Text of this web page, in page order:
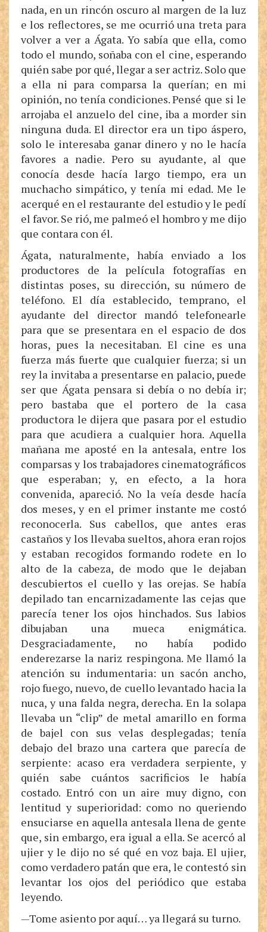
nada, en un rincón oscuro al margen de la luz
e los reflectores, se me ocurrió una treta para
volver a ver a Ágata. Yo sabía que ella, como
todo el mundo, soñaba con el cine, esperando
quién sabe por qué, llegar a ser actriz. Solo que
a ella ni para comparsa la querían; en mi
opinión, no tenía condiciones. Pensé que si le
arrojaba el anzuelo del cine, iba a morder sin
ninguna duda. El director era un tipo áspero,
solo le interesaba ganar dinero y no le hacía
favores a nadie. Pero su ayudante, al que
conocía desde hacía largo tiempo, era un
muchacho simpático, y tenía mi edad. Me le
acerqué en el restaurante del estudio y le pedí
el favor. Se rió, me palmeó el hombro y me dijo
que contara con él.
Ágata, naturalmente, había enviado a los
productores de la película fotografías en
distintas poses, su dirección, su número de
teléfono. El día establecido, temprano, el
ayudante del director mandó telefonearle
para que se presentara en el espacio de dos
horas, pues la necesitaban. El cine es una
fuerza más fuerte que cualquier fuerza; si un
rey la invitaba a presentarse en palacio, puede
ser que Ágata pensara si debía o no debía ir;
pero bastaba que el portero de la casa
productora le dijera que pasara por el estudio
para que acudiera a cualquier hora. Aquella
mañana me aposté en la antesala, entre los
comparsas y los trabajadores cinematográficos
que esperaban; y, en efecto, a la hora
convenida, apareció. No la veía desde hacía
dos meses, y en el primer instante me costó
reconocerla. Sus cabellos, que antes eras
castaños y los llevaba sueltos, ahora eran rojos
y estaban recogidos formando rodete en lo
alto de la cabeza, de modo que le dejaban
descubiertos el cuello y las orejas. Se había
depilado tan encarnizadamente las cejas que
parecía tener los ojos hinchados. Sus labios
dibujaban una mueca enigmática.
Desgraciadamente, no había podido
enderezarse la nariz respingona. Me llamó la
atención su indumentaria: un sacón ancho,
rojo fuego, nuevo, de cuello levantado hacia la
nuca, y una falda negra, derecha. En la solapa
llevaba un “clip” de metal amarillo en forma
de bajel con sus velas desplegadas; tenía
debajo del brazo una cartera que parecía de
serpiente: acaso era verdadera serpiente, y
quién sabe cuántos sacrificios le había
costado. Entró con un aire muy digno, con
lentitud y superioridad: como no queriendo
ensuciarse en aquella antesala llena de gente
que, sin embargo, era igual a ella. Se acercó al
ujier y le dijo no sé qué en voz baja. El ujier,
como verdadero patán que era, le contestó sin
levantar los ojos del periódico que estaba
leyendo.
—Tome asiento por aquí… ya llegará su turno.